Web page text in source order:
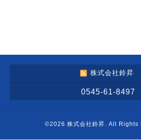
株式会社鈴昇
0545-61-8497
©2026 株式会社鈴昇. All Rights